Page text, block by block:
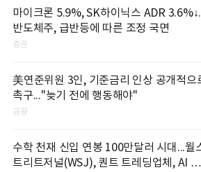
마이크론 5.9%, SK하이닉스 ADR
반도체주, 급반등에 따른 조정 국면
증권
美연준위원 3인, 기준금리 인상 공개적으
촉구..."늦기 전에 행동해야"
금융
수학 천재 신입 연봉 100만달러 시대...월
트리트저널(WSJ), 퀀트 트레딩업체, AI 기